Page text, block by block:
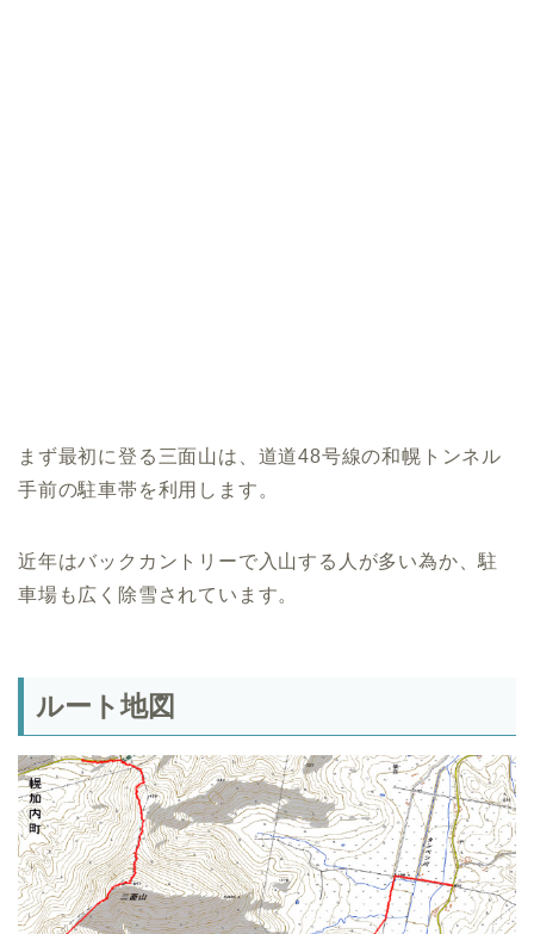
まず最初に登る三面山は、道道48号線の和幌トンネル
手前の駐車帯を利用します。
近年はバックカントリーで入山する人が多い為か、駐
車場も広く除雪されています。
ルート地図